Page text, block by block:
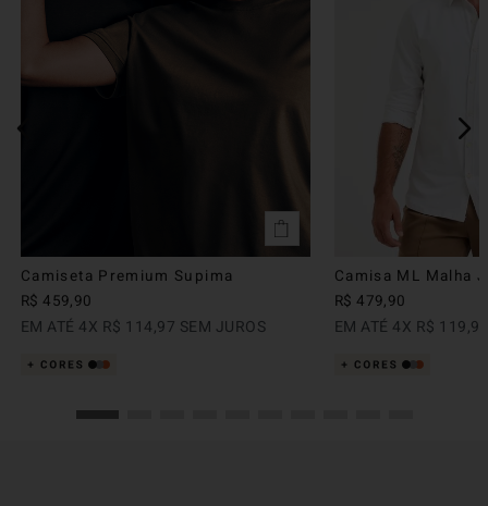
Camiseta Premium Supima
R$ 459,90
EM ATÉ 4X R$ 114,97 SEM JUROS
Camisa ML Malha
R$ 479,90
EM ATÉ 4X R$ 119,